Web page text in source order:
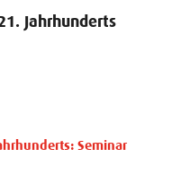
Jahrhunderts
Seminar